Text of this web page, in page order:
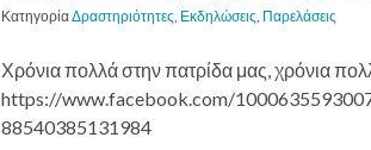
ΚατηγορίαΔραστηριότητες Εκδηλώσεις Παρελάσεις
Χρόνια πολλά στην πατρίδα μας, χρόνια
https://www.facebook.com/
88540385131984